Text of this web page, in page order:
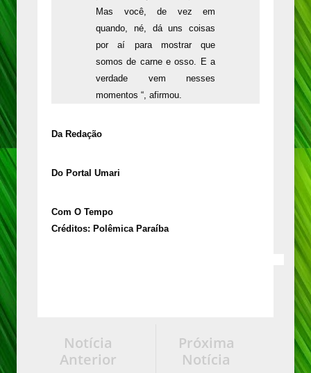
Mas você, de vez em
quando, né, dá uns coisas
por aí para mostrar que
somos de carne e osso. E a
verdade vem nesses
momentos “, afirmou.
Da Redação
Do Portal Umari
Com O Tempo
Créditos: Polêmica Paraíba
Próxima
Notícia
Notícia
Anterior